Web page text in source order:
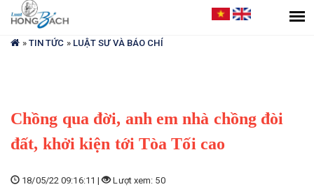
Bạn
đang
ở » TIN TỨC » LUẬT SƯ VÀ BÁO CHÍ
Chồng qua đời, anh em nhà chồng đòi
đất, khởi kiện tới Tòa Tối cao
18/05/22 09:16:11 | Lượt xem: 50